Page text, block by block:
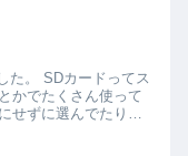
ってス
かでたくさん使って
せずに選んでたりし